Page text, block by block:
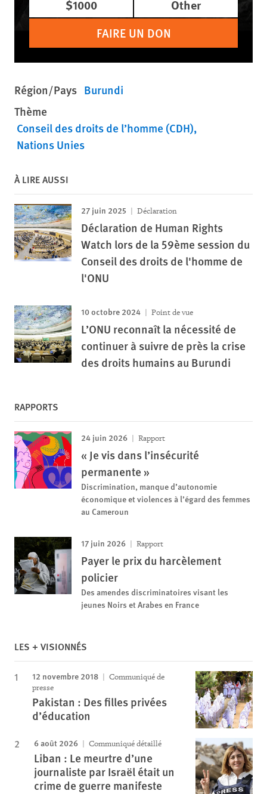
$1000
Other
FAIRE UN DON
Région/Pays Burundi
Thème
Conseil des droits de l’homme (CDH)
Nations Unies
À LIRE AUSSI
27 juin 2025 Déclaration
Déclaration de Human Rights
Watch lors de la 59ème session du
Conseil des droits de l'homme de
l'ONU
10 octobre 2024 Point de vue
L’ONU reconnaît la nécessité de
continuer à suivre de près la crise
des droits humains au Burundi
RAPPORTS
24 juin 2026 Rapport
« Je vis dans l’insécurité
permanente »
Discrimination, manque d’autonomie
économique et violences à l’égard des femmes
au Cameroun
17 juin 2026 Rapport
Payer le prix du harcèlement
policier
Des amendes discriminatoires visant les
jeunes Noirs et Arabes en France
LES + VISIONNÉS
12 novembre 2018
Communiqué de
presse
Pakistan : Des filles privées
d’éducation
6 août 2026 Communiqué détaillé
Liban : Le meurtre d’une
journaliste par Israël était un
crime de guerre manifeste